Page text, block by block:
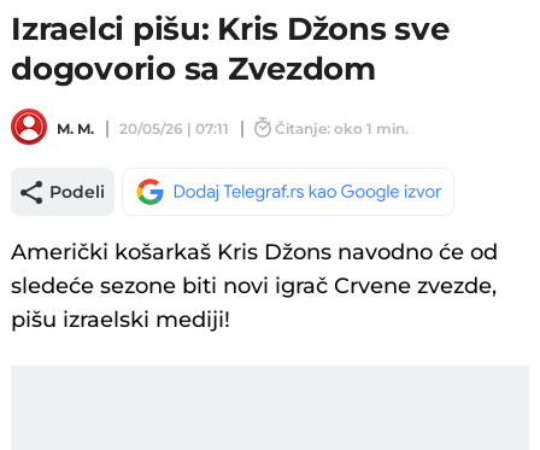
Izraelci pišu: Kris Džons sve
dogovorio sa Zvezdom
M. M. 20/05/26 | 07:11 Čitanje: oko 1 min.
Podeli
Američki košarkaš Kris Džons navodno će od
sledeće sezone biti novi igrač Crvene zvezde,
pišu izraelski mediji!